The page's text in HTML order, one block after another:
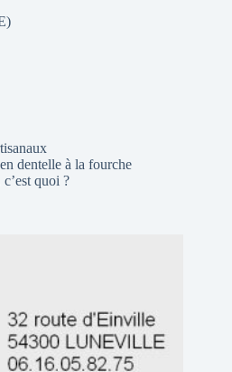
dentelle à la fourche
quoi ?